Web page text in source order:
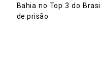
Bahia no Top 3 do
de prisão